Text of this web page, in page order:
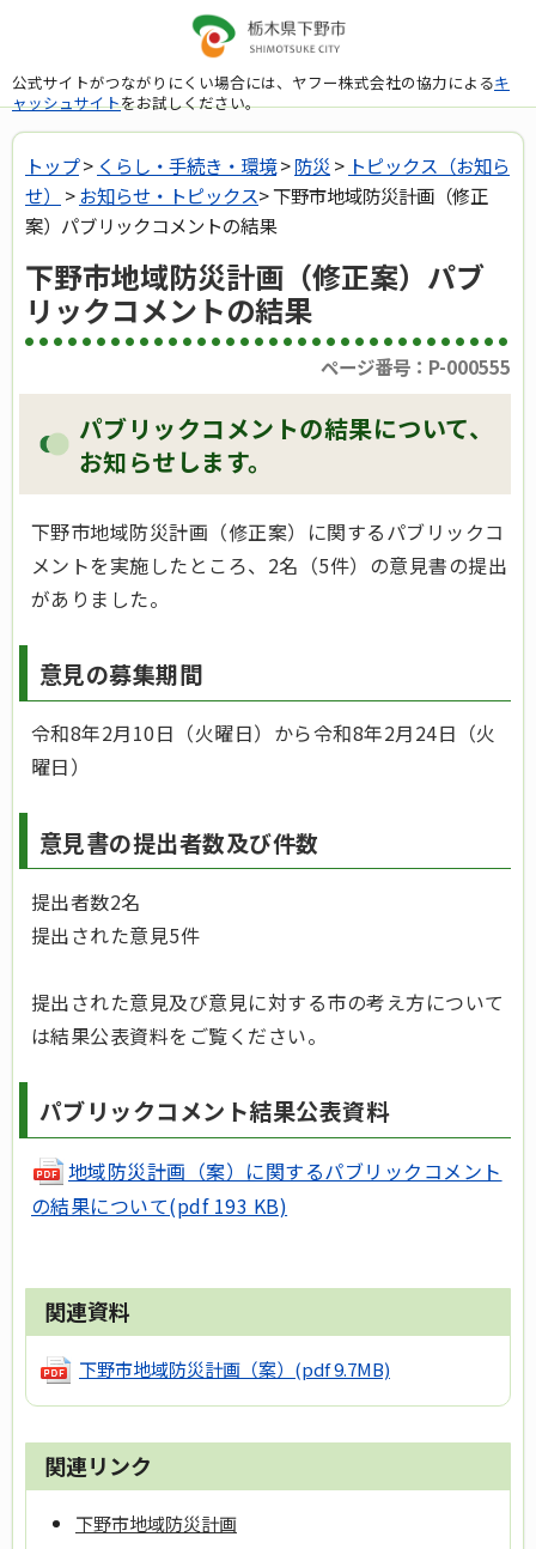
公式サイトがつながりにくい場合には、ヤフー株式会社の協力によるキ
ャッシュサイトをお試しください。
トップ> くらし・手続き・環境>防災 > トピックス（お知ら
せ）
>お知らせ・トピックス> 下野市地域防災計画（修正
案）パブリックコメントの結果
下野市地域防災計画（修正案）パブ
リックコメントの結果
ページ番号：P-000555
パブリックコメントの結果について、
お知らせします。
下野市地域防災計画（修正案）に関するパブリックコ
メントを実施したところ、2名（5件）の意見書の提出
がありました。
意見の募集期間
令和8年2月10日（火曜日）から令和8年2月24日（火
曜日）
意見書の提出者数及び件数
提出者数2名
提出された意見5件
提出された意見及び意見に対する市の考え方について
は結果公表資料をご覧ください。
パブリックコメント結果公表資料
地域防災計画（案）に関するパブリックコメント
の結果について(pdf 193 KB)
関連資料
下野市地域防災計画（案） (pdf 9.7MB)
関連リンク
下野市地域防災計画